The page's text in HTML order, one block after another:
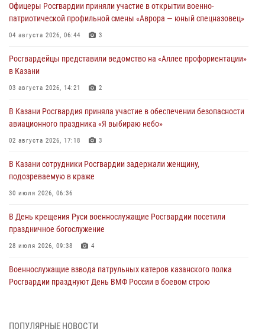
Офицеры Росгвардии приняли участие в открытии военно-
патриотической профильной смены «Аврора — юный спецназовец»
04 августа 2026, 06:44 3
Росгвардейцы представили ведомство на «Аллее профориентации»
в Казани
03 августа 2026, 14:21 2
В Казани Росгвардия приняла участие в обеспечении безопасности
авиационного праздника «Я выбираю небо»
02 августа 2026, 17:18 3
В Казани сотрудники Росгвардии задержали женщину,
подозреваемую в краже
30 июля 2026, 06:36
В День крещения Руси военнослужащие Росгвардии посетили
праздничное богослужение
28 июля 2026, 09:38 4
Военнослужащие взвода патрульных катеров казанского полка
Росгвардии празднуют День ВМФ России в боевом строю
Татарстанские росгвардейцы завоевали «бронзу» в окружном этапе
ПОПУЛЯРНЫЕ НОВОСТИ